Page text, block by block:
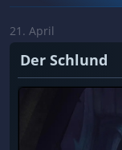
21. April
Der Schlund